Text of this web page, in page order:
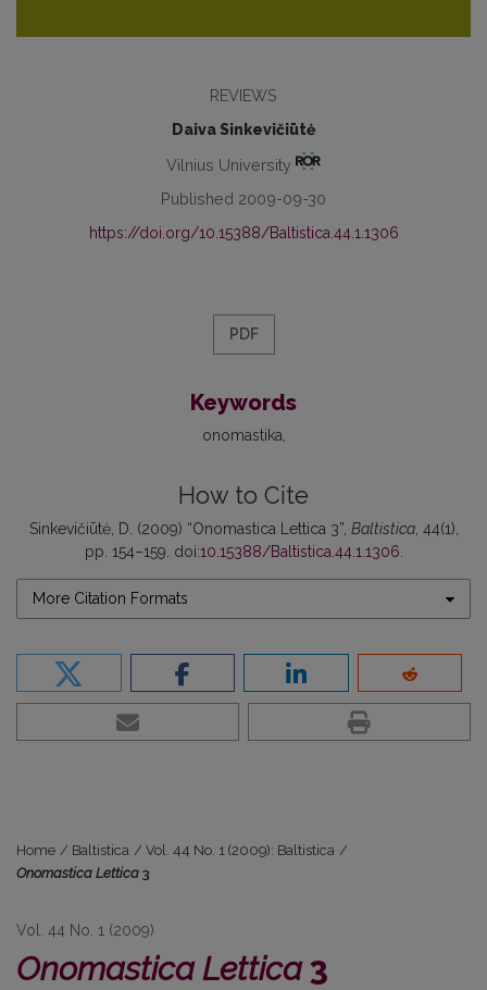
REVIEWS
Daiva Sinkevičiūtė
Vilnius University
Published 2009-09-30
https://doi.org/10.15388/Baltistica.44.1.1306
PDF
Keywords
onomastika
How to Cite
Sinkevičiūtė, D. (2009) “Onomastica Lettica 3”, Baltistica, 44(1),
pp. 154–159. doi:10.15388/Baltistica.44.1.1306.
More Citation Formats
Home / Baltistica / Vol. 44 No. 1 (2009): Baltistica /
Onomastica Lettica 3
Vol. 44 No. 1 (2009)
Onomastica Lettica3